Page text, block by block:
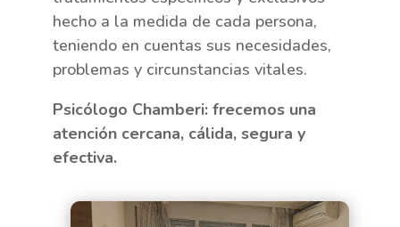
hecho a la medida de cada persona,
teniendo en cuentas sus necesidades,
problemas y circunstancias vitales.
Psicólogo Chamberi: frecemos una
atención cercana, cálida, segura y
efectiva.